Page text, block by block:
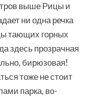
выше Рицы и
ни одна речка
тающих горных
здесь прозрачная
бирюзовая!
тоже не стоит
парка, во-